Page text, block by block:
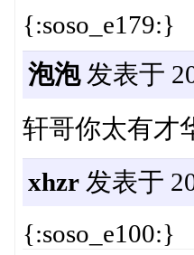
{:soso_e179:}
泡泡发表于
轩哥你太有才
xhzr发表于
{:soso_e100:}